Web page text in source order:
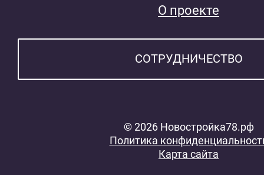
О проекте
СОТРУДНИЧЕСТВО
© 2026 Новостройка78.рф
Политика
Карта сайта